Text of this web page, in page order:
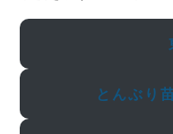
とんぶり